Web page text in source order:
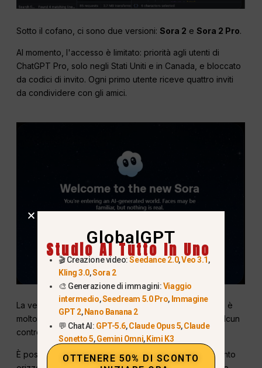
Sotto il cofano, ci sono due versioni:Sora 2 eSora 2 Pro.
Al momento, l'accesso è limitato: priorità agli utenti di
ChatGPT Pro, solo negli Stati Uniti e in Canada, e bloccato
da codici di invito. Ogni primo utente riceve quattro inviti
da condividere con gli amici.
La versione attualmente disponibile, francamente, non è
molto pratica: è fortemente limitata e non offre quasi alcun
controllo sui parametri di generazione.
È possibile creare solo clip di 10 secondi in orientamento
GlobalGPT
Studio AI Tutto In Uno
🎬 Creazione video:Seedance 2.0,Veo 3.1,
Kling 3.0,Sora 2
🎨 Generazione di immagini:Viaggio
intermedio,Seedream 5.0 Pro, Immagine
GPT 2, Nano Banana 2
💬 Chat AI: GPT-5.6,Claude Opus 5,Claude
Sonetto 5,Gemini Omni, Kimi K3
OTTENERE 50% DI SCONTO